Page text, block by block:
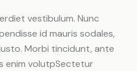
vestibulum. Nunc
id mauris sodales,
Morbi tincidunt, ante
enim volutpSectetur